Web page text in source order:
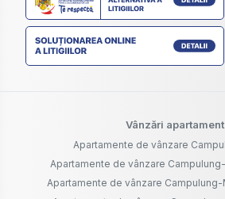
Vânzări
Apartamente de vânzare
Apartamente de vânzare
Apartamente de vânzare